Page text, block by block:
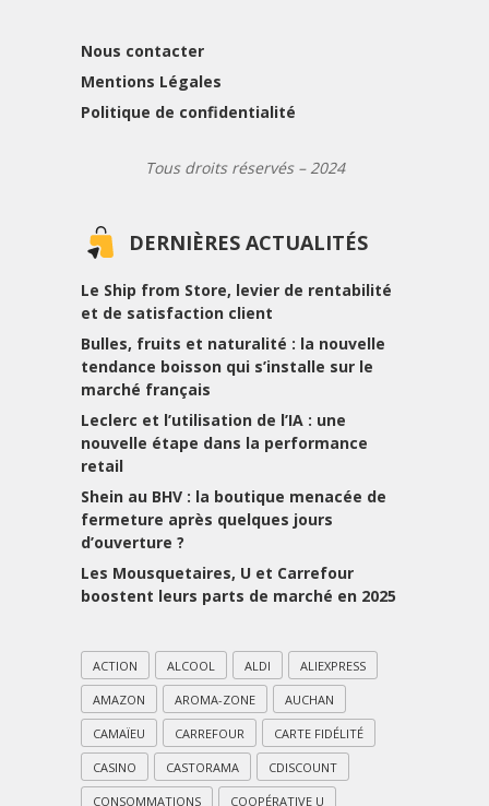
Nous contacter
Mentions Légales
Politique de confidentialité
Tous droits réservés – 2024
DERNIÈRES ACTUALITÉS
Le Ship from Store, levier de rentabilité
et de satisfaction client
Bulles, fruits et naturalité : la nouvelle
tendance boisson qui s’installe sur le
marché français
Leclerc et l’utilisation de l’IA : une
nouvelle étape dans la performance
retail
Shein au BHV : la boutique menacée de
fermeture après quelques jours
d’ouverture ?
Les Mousquetaires, U et Carrefour
boostent leurs parts de marché en 2025
ACTION ALCOOL ALDI ALIEXPRESS
AMAZON AROMA-ZONE AUCHAN
CAMAÏEU CARREFOUR CARTE FIDÉLITÉ
CASINO CASTORAMA CDISCOUNT
CONSOMMATIONS COOPÉRATIVE U